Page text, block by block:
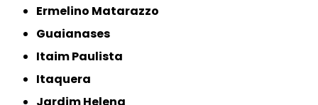
Ermelino Matarazzo
Guaianases
Itaim Paulista
Itaquera
Jardim Helena